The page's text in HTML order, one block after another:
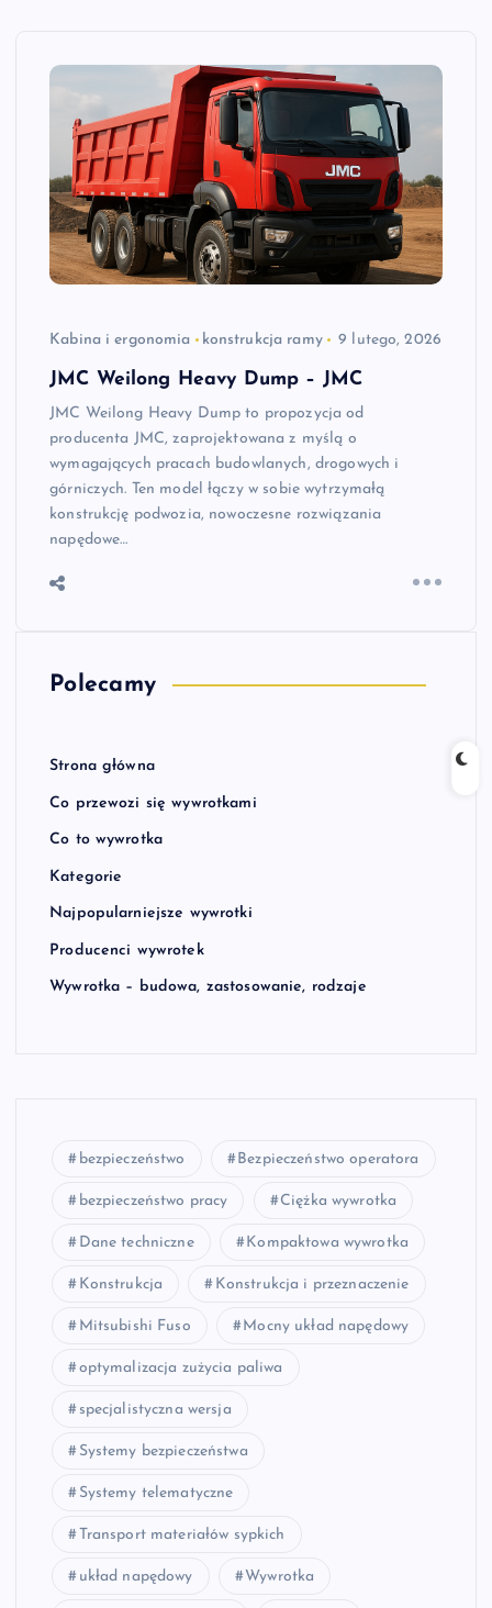
Kabina i ergonomia konstrukcja ramy 9 lutego, 2026
JMC Weilong Heavy Dump – JMC
JMC Weilong Heavy Dump to propozycja od
producenta JMC, zaprojektowana z myślą o
wymagających pracach budowlanych, drogowych i
górniczych. Ten model łączy w sobie wytrzymałą
konstrukcję podwozia, nowoczesne rozwiązania
napędowe…
Polecamy
Strona główna
Co przewozi się wywrotkami
Co to wywrotka
Kategorie
Najpopularniejsze wywrotki
Producenci wywrotek
Wywrotka – budowa, zastosowanie, rodzaje
bezpieczeństwo Bezpieczeństwo operatora
bezpieczeństwo pracy Ciężka wywrotka
Dane techniczne Kompaktowa wywrotka
Konstrukcja Konstrukcja i przeznaczenie
Mitsubishi Fuso Mocny układ napędowy
optymalizacja zużycia paliwa
specjalistyczna wersja
Systemy bezpieczeństwa
Systemy telematyczne
Transport materiałów sypkich
układ napędowy Wywrotka